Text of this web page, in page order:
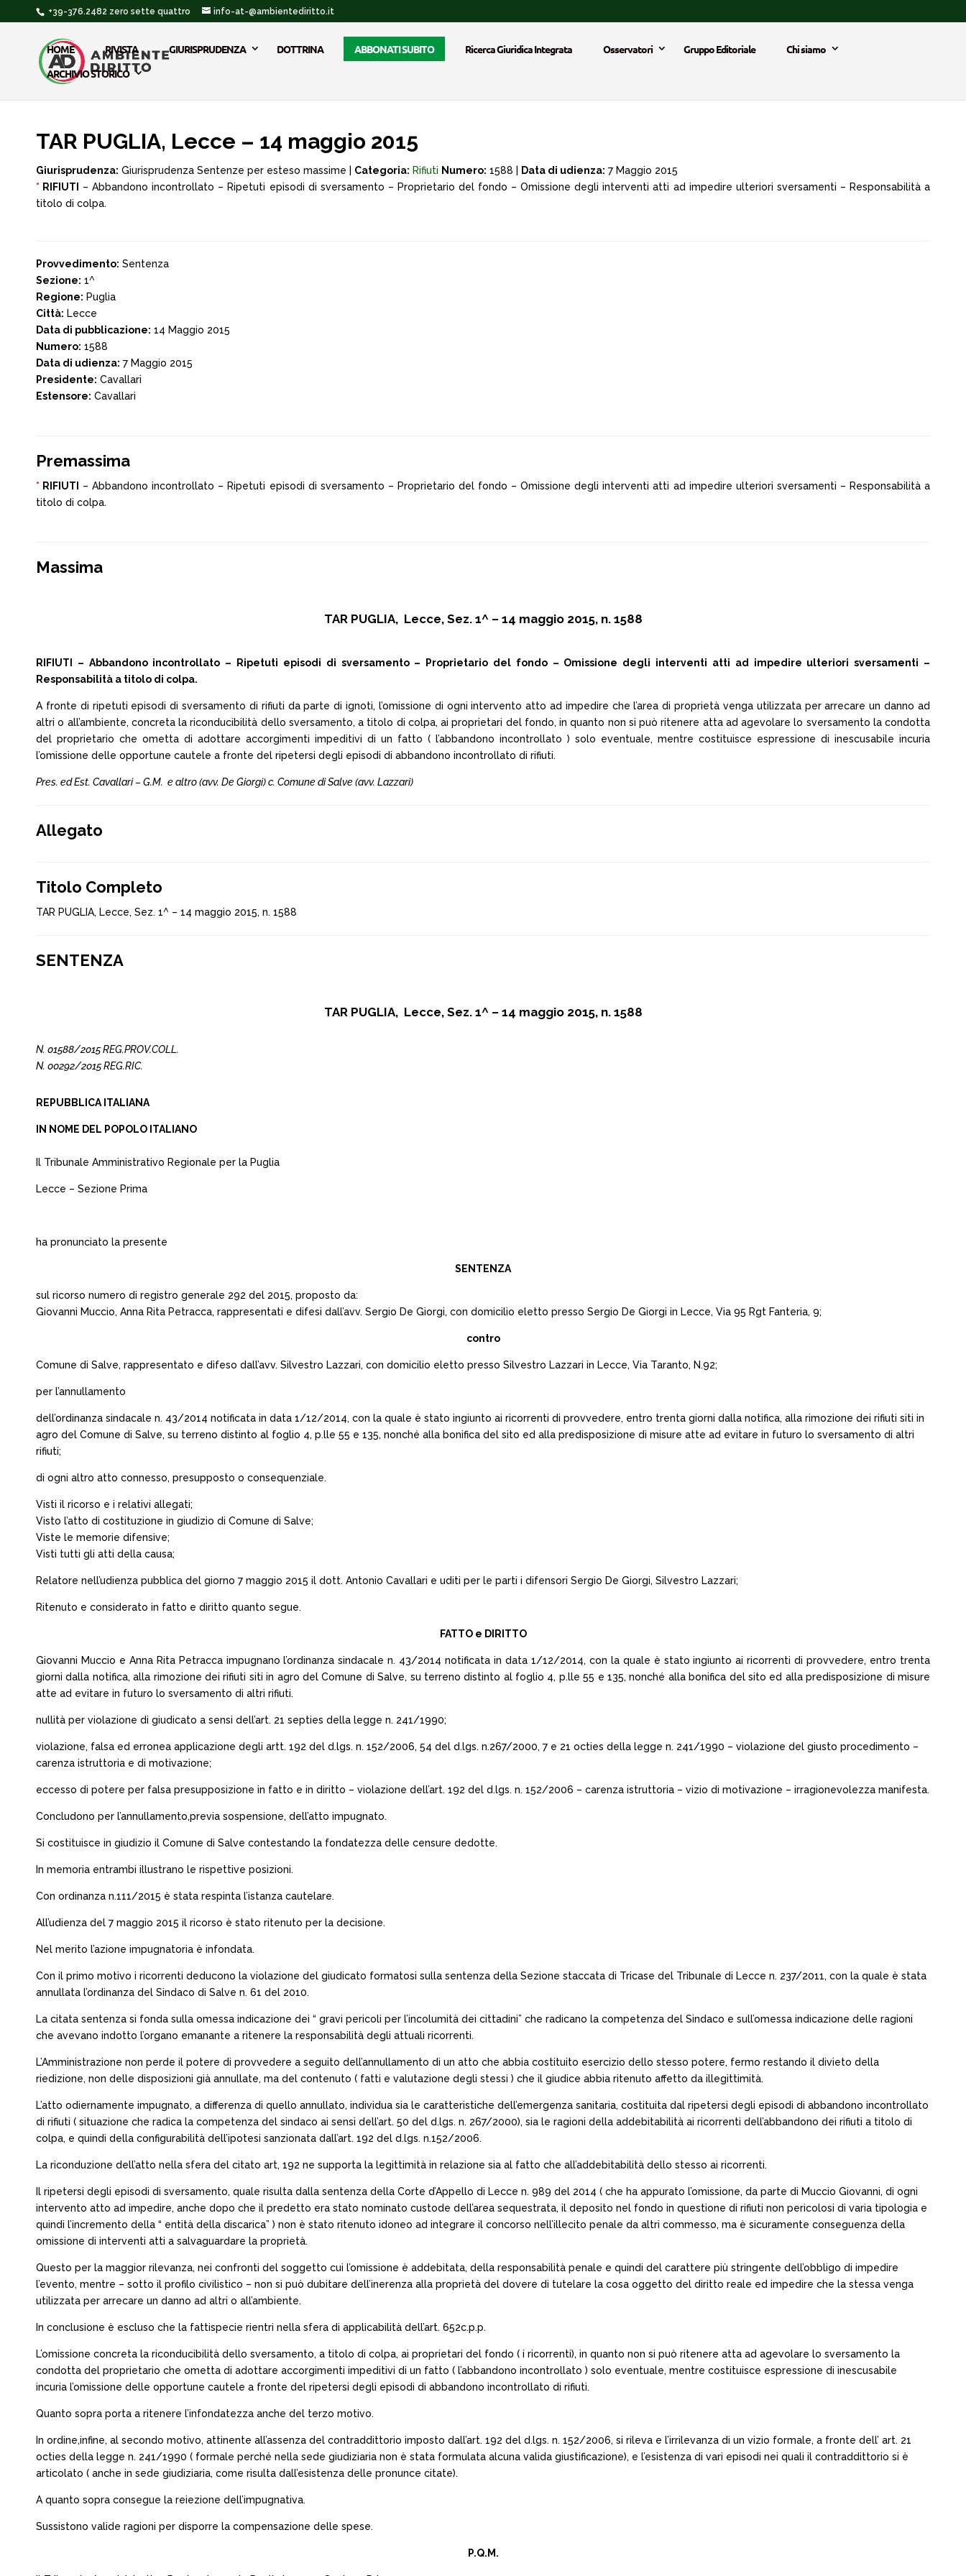
+39-376.2482 zero sette quattro info-at-@ambientediritto.it
HOME RIVISTA GIURISPRUDENZA DOTTRINA ABBONATI SUBITO Ricerca Giuridica Integrata Osservatori Gruppo Editoriale
Chi siamo
ARCHIVIO STORICO
TAR PUGLIA, Lecce – 14 maggio 2015
Giurisprudenza: Giurisprudenza Sentenze per esteso massime | Categoria: Rifiuti Numero: 1588 | Data di udienza: 7 Maggio 2015
* RIFIUTI
– Abbandono incontrollato – Ripetuti episodi di sversamento – Proprietario del fondo – Omissione degli interventi atti ad impedire ulteriori sversamenti – Responsabilità a
titolo di colpa.
Provvedimento: Sentenza
Sezione: 1^
Regione: Puglia
Città: Lecce
Data di pubblicazione: 14 Maggio 2015
Numero: 1588
Data di udienza: 7 Maggio 2015
Presidente: Cavallari
Estensore: Cavallari
Premassima
* RIFIUTI
– Abbandono incontrollato – Ripetuti episodi di sversamento – Proprietario del fondo – Omissione degli interventi atti ad impedire ulteriori sversamenti – Responsabilità a
titolo di colpa.
Massima
TAR PUGLIA, Lecce, Sez. 1^ – 14 maggio 2015, n. 1588
RIFIUTI – Abbandono incontrollato – Ripetuti episodi di sversamento – Proprietario del fondo – Omissione degli interventi atti ad impedire ulteriori sversamenti –
Responsabilità a titolo di colpa.
A fronte di ripetuti episodi di sversamento di rifiuti da parte di ignoti, l’omissione di ogni intervento atto ad impedire che l’area di proprietà venga utilizzata per arrecare un danno ad
altri o all’ambiente, concreta la riconducibilità dello sversamento, a titolo di colpa, ai proprietari del fondo, in quanto non si può ritenere atta ad agevolare lo sversamento la condotta
del proprietario che ometta di adottare accorgimenti impeditivi di un fatto ( l’abbandono incontrollato ) solo eventuale, mentre costituisce espressione di inescusabile incuria
l’omissione delle opportune cautele a fronte del ripetersi degli episodi di abbandono incontrollato di rifiuti.
Pres. ed Est. Cavallari – G.M. e altro (avv. De Giorgi) c. Comune di Salve (avv. Lazzari)
Allegato
Titolo Completo
TAR PUGLIA, Lecce, Sez. 1^ – 14 maggio 2015, n. 1588
SENTENZA
TAR PUGLIA, Lecce, Sez. 1^ – 14 maggio 2015, n. 1588
N. 01588/2015 REG.PROV.COLL.
N. 00292/2015 REG.RIC.
REPUBBLICA ITALIANA
IN NOME DEL POPOLO ITALIANO
Il Tribunale Amministrativo Regionale per la Puglia
Lecce – Sezione Prima
ha pronunciato la presente
SENTENZA
sul ricorso numero di registro generale 292 del 2015, proposto da:
Giovanni Muccio, Anna Rita Petracca, rappresentati e difesi dall’avv. Sergio De Giorgi, con domicilio eletto presso Sergio De Giorgi in Lecce, Via 95 Rgt Fanteria, 9;
contro
Comune di Salve, rappresentato e difeso dall’avv. Silvestro Lazzari, con domicilio eletto presso Silvestro Lazzari in Lecce, Via Taranto, N.92;
per l’annullamento
dell’ordinanza sindacale n. 43/2014 notificata in data 1/12/2014, con la quale è stato ingiunto ai ricorrenti di provvedere, entro trenta giorni dalla notifica, alla rimozione dei rifiuti siti in
agro del Comune di Salve, su terreno distinto al foglio 4, p.lle 55 e 135, nonché alla bonifica del sito ed alla predisposizione di misure atte ad evitare in futuro lo sversamento di altri
rifiuti;
di ogni altro atto connesso, presupposto o consequenziale.
Visti il ricorso e i relativi allegati;
Visto l’atto di costituzione in giudizio di Comune di Salve;
Viste le memorie difensive;
Visti tutti gli atti della causa;
Relatore nell’udienza pubblica del giorno 7 maggio 2015 il dott. Antonio Cavallari e uditi per le parti i difensori Sergio De Giorgi, Silvestro Lazzari;
Ritenuto e considerato in fatto e diritto quanto segue.
FATTO e DIRITTO
Giovanni Muccio e Anna Rita Petracca impugnano l’ordinanza sindacale n. 43/2014 notificata in data 1/12/2014, con la quale è stato ingiunto ai ricorrenti di provvedere, entro trenta
giorni dalla notifica, alla rimozione dei rifiuti siti in agro del Comune di Salve, su terreno distinto al foglio 4, p.lle 55 e 135, nonché alla bonifica del sito ed alla predisposizione di misure
atte ad evitare in futuro lo sversamento di altri rifiuti.
nullità per violazione di giudicato a sensi dell’art. 21 septies della legge n. 241/1990;
violazione, falsa ed erronea applicazione degli artt. 192 del d.lgs. n. 152/2006, 54 del d.lgs. n.267/2000, 7 e 21 octies della legge n. 241/1990 – violazione del giusto procedimento –
carenza istruttoria e di motivazione;
eccesso di potere per falsa presupposizione in fatto e in diritto – violazione dell’art. 192 del d.lgs. n. 152/2006 – carenza istruttoria – vizio di motivazione – irragionevolezza manifesta.
Concludono per l’annullamento,previa sospensione, dell’atto impugnato.
Si costituisce in giudizio il Comune di Salve contestando la fondatezza delle censure dedotte.
In memoria entrambi illustrano le rispettive posizioni.
Con ordinanza n.111/2015 è stata respinta l’istanza cautelare.
All’udienza del 7 maggio 2015 il ricorso è stato ritenuto per la decisione.
Nel merito l’azione impugnatoria è infondata.
Con il primo motivo i ricorrenti deducono la violazione del giudicato formatosi sulla sentenza della Sezione staccata di Tricase del Tribunale di Lecce n. 237/2011, con la quale è stata
annullata l’ordinanza del Sindaco di Salve n. 61 del 2010.
La citata sentenza si fonda sulla omessa indicazione dei “ gravi pericoli per l’incolumità dei cittadini” che radicano la competenza del Sindaco e sull’omessa indicazione delle ragioni
che avevano indotto l’organo emanante a ritenere la responsabilità degli attuali ricorrenti.
L’Amministrazione non perde il potere di provvedere a seguito dell’annullamento di un atto che abbia costituito esercizio dello stesso potere, fermo restando il divieto della
riedizione, non delle disposizioni già annullate, ma del contenuto ( fatti e valutazione degli stessi ) che il giudice abbia ritenuto affetto da illegittimità.
L’atto odiernamente impugnato, a differenza di quello annullato, individua sia le caratteristiche dell’emergenza sanitaria, costituita dal ripetersi degli episodi di abbandono incontrollato
di rifiuti ( situazione che radica la competenza del sindaco ai sensi dell’art. 50 del d.lgs. n. 267/2000), sia le ragioni della addebitabilità ai ricorrenti dell’abbandono dei rifiuti a titolo di
colpa, e quindi della configurabilità dell’ipotesi sanzionata dall’art. 192 del d.lgs. n.152/2006.
La riconduzione dell’atto nella sfera del citato art, 192 ne supporta la legittimità in relazione sia al fatto che all’addebitabilità dello stesso ai ricorrenti.
Il ripetersi degli episodi di sversamento, quale risulta dalla sentenza della Corte d’Appello di Lecce n. 989 del 2014 ( che ha appurato l’omissione, da parte di Muccio Giovanni, di ogni
intervento atto ad impedire, anche dopo che il predetto era stato nominato custode dell’area sequestrata, il deposito nel fondo in questione di rifiuti non pericolosi di varia tipologia e
quindi l’incremento della “ entità della discarica” ) non è stato ritenuto idoneo ad integrare il concorso nell’illecito penale da altri commesso, ma è sicuramente conseguenza della
omissione di interventi atti a salvaguardare la proprietà.
Questo per la maggior rilevanza, nei confronti del soggetto cui l’omissione è addebitata, della responsabilità penale e quindi del carattere più stringente dell’obbligo di impedire
l’evento, mentre – sotto il profilo civilistico – non si può dubitare dell’inerenza alla proprietà del dovere di tutelare la cosa oggetto del diritto reale ed impedire che la stessa venga
utilizzata per arrecare un danno ad altri o all’ambiente.
In conclusione è escluso che la fattispecie rientri nella sfera di applicabilità dell’art. 652c.p.p.
L’omissione concreta la riconducibilità dello sversamento, a titolo di colpa, ai proprietari del fondo ( i ricorrenti), in quanto non si può ritenere atta ad agevolare lo sversamento la
condotta del proprietario che ometta di adottare accorgimenti impeditivi di un fatto ( l’abbandono incontrollato ) solo eventuale, mentre costituisce espressione di inescusabile
incuria l’omissione delle opportune cautele a fronte del ripetersi degli episodi di abbandono incontrollato di rifiuti.
Quanto sopra porta a ritenere l’infondatezza anche del terzo motivo.
In ordine,infine, al secondo motivo, attinente all’assenza del contraddittorio imposto dall’art. 192 del d.lgs. n. 152/2006, si rileva e l’irrilevanza di un vizio formale, a fronte dell’ art. 21
octies della legge n. 241/1990 ( formale perché nella sede giudiziaria non è stata formulata alcuna valida giustificazione), e l’esistenza di vari episodi nei quali il contraddittorio si è
articolato ( anche in sede giudiziaria, come risulta dall’esistenza delle pronunce citate).
A quanto sopra consegue la reiezione dell’impugnativa.
Sussistono valide ragioni per disporre la compensazione delle spese.
P.Q.M.